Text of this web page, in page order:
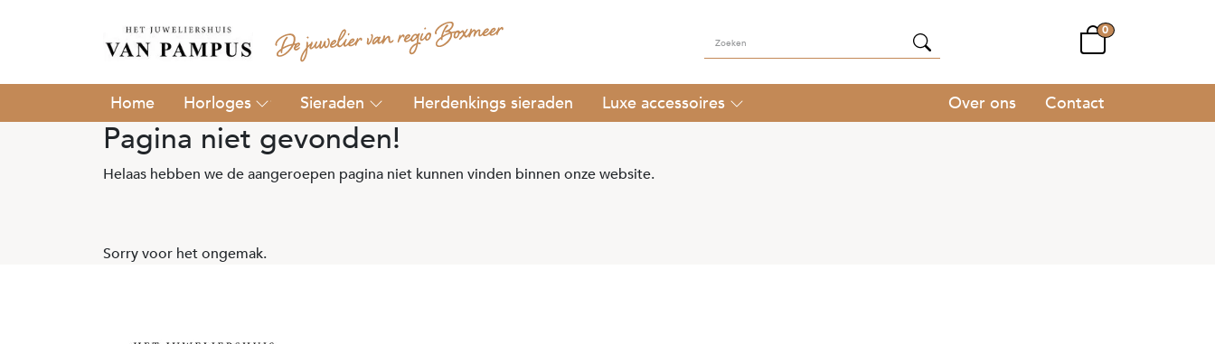
0
Horloges Sieraden Herdenkings sieraden Luxe accessoires Over ons Contact
Pagina niet gevonden!
Helaas hebben we de aangeroepen pagina niet kunnen vinden binnen onze website.
Sorry voor het ongemak.